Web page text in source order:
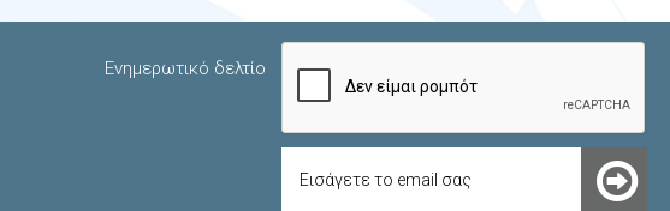
Ενημερωτικό δελτίο